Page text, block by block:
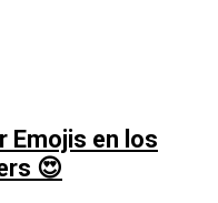
Emojis en los
😍